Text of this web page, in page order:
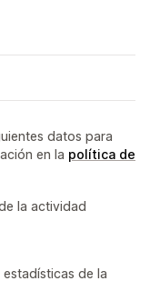
datos para
en la política de
la actividad
de la